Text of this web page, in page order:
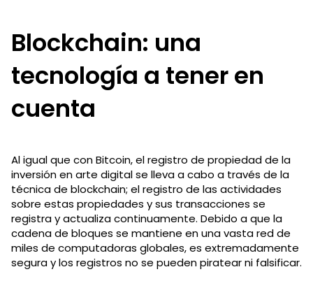
Blockchain: una
tecnología a tener en
cuenta
Al igual que con Bitcoin, el registro de propiedad de la
inversión en arte digital se lleva a cabo a través de la
técnica de blockchain; el registro de las actividades
sobre estas propiedades y sus transacciones se
registra y actualiza continuamente. Debido a que la
cadena de bloques se mantiene en una vasta red de
miles de computadoras globales, es extremadamente
segura y los registros no se pueden piratear ni falsificar.